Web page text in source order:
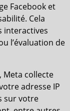
Facebook et
Cela
interactives
l’évaluation de
Meta collecte
adresse IP
sur votre